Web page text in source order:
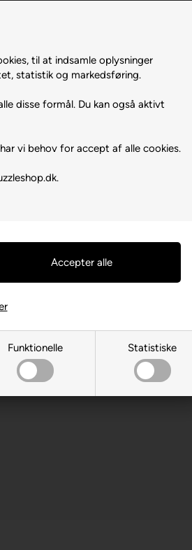
til at indsamle oplysninger
statistik og markedsføring.
disse formål. Du kan også aktivt
vi behov for accept af alle cookies.
Funktionelle Statistiske